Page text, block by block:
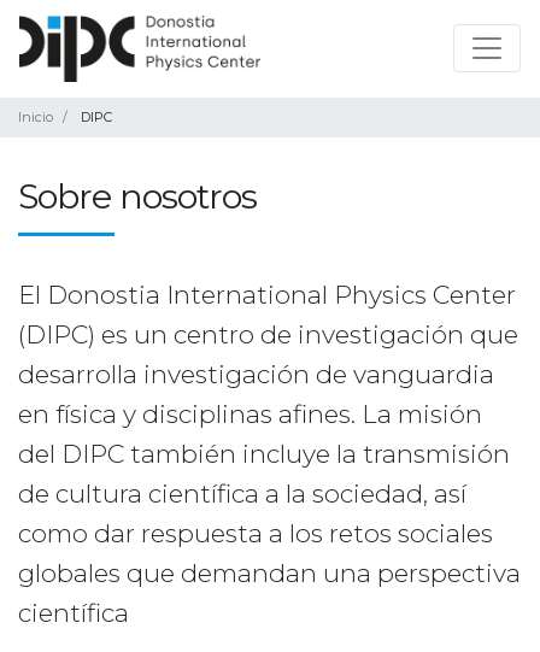
Inicio DIPC
Sobre nosotros
El Donostia International Physics Center
(DIPC) es un centro de investigación que
desarrolla investigación de vanguardia
en física y disciplinas afines. La misión
del DIPC también incluye la transmisión
de cultura científica a la sociedad, así
como dar respuesta a los retos sociales
globales que demandan una perspectiva
científica